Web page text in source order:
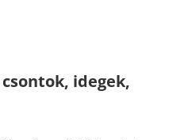
idegek,